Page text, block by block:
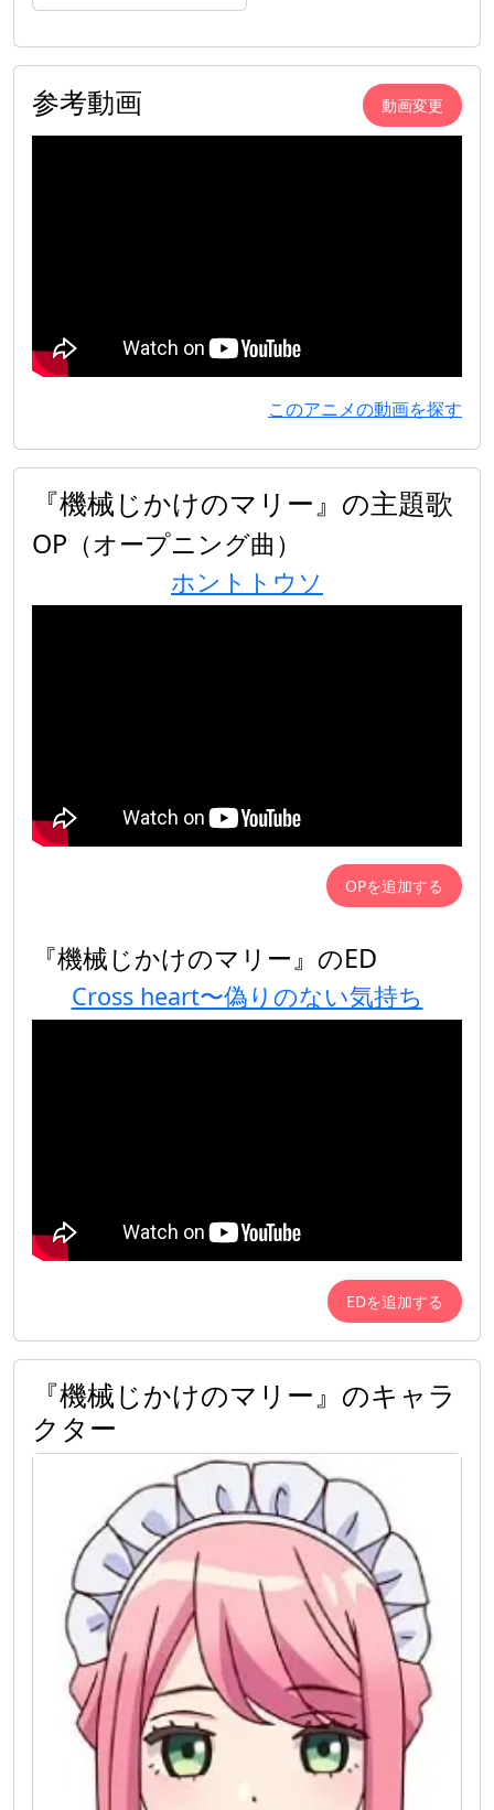
参考動画 動画変更
このアニメの動画を探す
『機械じかけのマリー』の主題歌
OP（オープニング曲）
ホントトウソ
OPを追加する
『機械じかけのマリー』のED
Cross heart〜偽りのない気持ち
EDを追加する
『機械じかけのマリー』のキャラ
クター